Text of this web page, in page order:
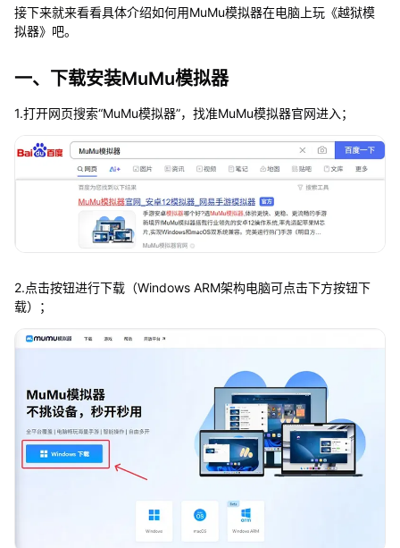
接下来就来看看具体介绍如何用MuMu模拟器在电脑上玩《越狱模
拟器》吧。
一、下载安装MuMu模拟器
1.打开网页搜索“MuMu模拟器”，找准MuMu模拟器官网进入；
2.点击按钮进行下载（Windows ARM架构电脑可点击下方按钮下
载）；